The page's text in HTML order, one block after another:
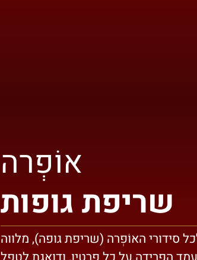
אוֹפְרה
שריפת גופות
סידורי האוֹפְרה (שריפת גופה), מלווה